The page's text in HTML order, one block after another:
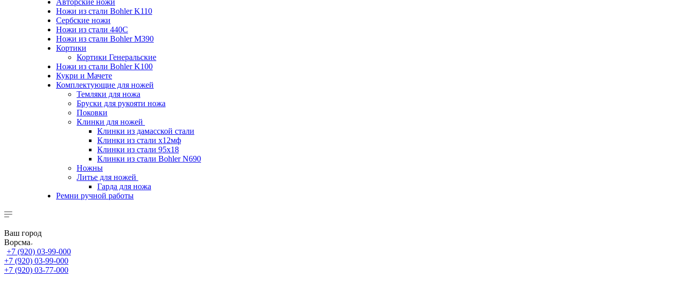
Авторские ножи
Ножи из стали Bohler K110
Сербские ножи
Ножи из стали 440С
Ножи из стали Bohler M390
Кортики
Кортики Генеральские
Ножи из стали Bohler K100
Кукри и Мачете
Комплектующие для ножей
Темляки для ножа
Бруски для рукояти ножа
Поковки
Клинки для ножей
Клинки из дамасской стали
Клинки из стали х12мф
Клинки из стали 95х18
Клинки из стали Bohler N690
Ножны
Литье для ножей
Гарда для ножа
Ремни ручной работы
Ваш город
Ворсма
+7 (920) 03-99-000
+7 (920) 03-99-000
+7 (920) 03-77-000